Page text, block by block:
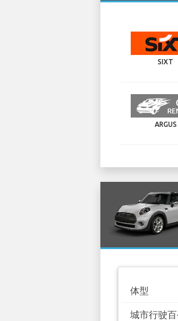
SIXT
ARGUS
体型
城市行驶